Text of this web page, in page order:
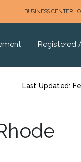
BUSINESS CENTER
Registered
Last Updated: